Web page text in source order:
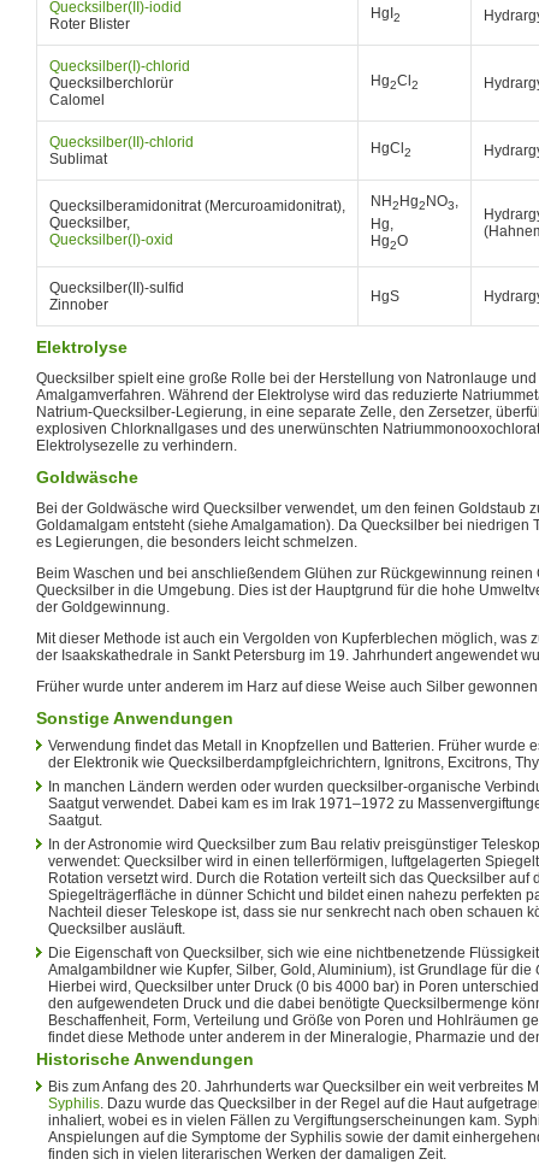
Quecksilber(II)-iodid
Roter Blister
HgI 2
Quecksilber(I)-chlorid
Quecksilberchlorür
Calomel
Hg2Cl 2
Quecksilber(II)-chlorid
Sublimat
HgCl 2
Quecksilberamidonitrat (Mercuroamidonitrat),
Quecksilber,
Quecksilber(I)-oxid
NH2 Hg2 NO3,
Hg,
Hg2O
Quecksilber(II)-sulfid
Zinnober
HgS
Elektrolyse
Quecksilber spielt eine große Rolle bei der Herstellung von Natronlauge und
Amalgamverfahren. Während der Elektrolyse wird das reduzierte
Natrium-Quecksilber-Legierung, in eine separate Zelle, den Zersetzer,
explosiven Chlorknallgases und des unerwünschten
Elektrolysezelle zu verhindern.
Goldwäsche
Bei der Goldwäsche wird Quecksilber verwendet, um den feinen Goldstaub
Goldamalgam entsteht (siehe Amalgamation). Da Quecksilber bei niedrigen
es Legierungen, die besonders leicht schmelzen.
Beim Waschen und bei anschließendem Glühen zur Rückgewinnung reinen
Quecksilber in die Umgebung. Dies ist der Hauptgrund für die hohe
der Goldgewinnung.
Mit dieser Methode ist auch ein Vergolden von Kupferblechen möglich, was
der Isaakskathedrale in Sankt Petersburg im 19. Jahrhundert angewendet
Früher wurde unter anderem im Harz auf diese Weise auch Silber
Sonstige Anwendungen
Verwendung findet das Metall in Knopfzellen und Batterien. Früher wurde
der Elektronik wie Quecksilberdampfgleichrichtern, Ignitrons, Excitrons,
In manchen Ländern werden oder wurden quecksilber-organische
Saatgut verwendet. Dabei kam es im Irak 1971–1972 zu
Saatgut.
In der Astronomie wird Quecksilber zum Bau relativ preisgünstiger
verwendet: Quecksilber wird in einen tellerförmigen, luftgelagerten
Rotation versetzt wird. Durch die Rotation verteilt sich das Quecksilber auf
Spiegelträgerfläche in dünner Schicht und bildet einen nahezu perfekten
Nachteil dieser Teleskope ist, dass sie nur senkrecht nach oben schauen
Quecksilber ausläuft.
Die Eigenschaft von Quecksilber, sich wie eine nichtbenetzende
Amalgambildner wie Kupfer, Silber, Gold, Aluminium), ist Grundlage für die
Hierbei wird, Quecksilber unter Druck (0 bis 4000 bar) in Poren
den aufgewendeten Druck und die dabei benötigte Quecksilbermenge
Beschaffenheit, Form, Verteilung und Größe von Poren und Hohlräumen
findet diese Methode unter anderem in der Mineralogie, Pharmazie und
Historische Anwendungen
Bis zum Anfang des 20. Jahrhunderts war Quecksilber ein weit verbreites
Syphilis. Dazu wurde das Quecksilber in der Regel auf die Haut
inhaliert, wobei es in vielen Fällen zu Vergiftungserscheinungen kam.
Anspielungen auf die Symptome der Syphilis sowie der damit
finden sich in vielen literarischen Werken der damaligen Zeit.